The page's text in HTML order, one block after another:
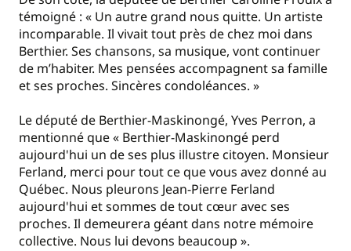
témoigné : « Un autre grand nous quitte. Un artiste
incomparable. Il vivait tout près de chez moi dans
Berthier. Ses chansons, sa musique, vont continuer
de m’habiter. Mes pensées accompagnent sa famille
et ses proches. Sincères condoléances. »
Le député de Berthier-Maskinongé, Yves Perron, a
mentionné que « Berthier-Maskinongé perd
aujourd'hui un de ses plus illustre citoyen. Monsieur
Ferland, merci pour tout ce que vous avez donné au
Québec. Nous pleurons Jean-Pierre Ferland
aujourd'hui et sommes de tout cœur avec ses
proches. Il demeurera géant dans notre mémoire
collective. Nous lui devons beaucoup ».